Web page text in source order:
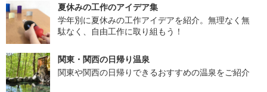
夏休みの工作のアイデア集
学年別に夏休みの工作アイデアを紹介。無理なく無
駄なく、自由工作に取り組もう！
関東・関西の日帰り温泉
関東や関西の日帰りできるおすすめの温泉をご紹介